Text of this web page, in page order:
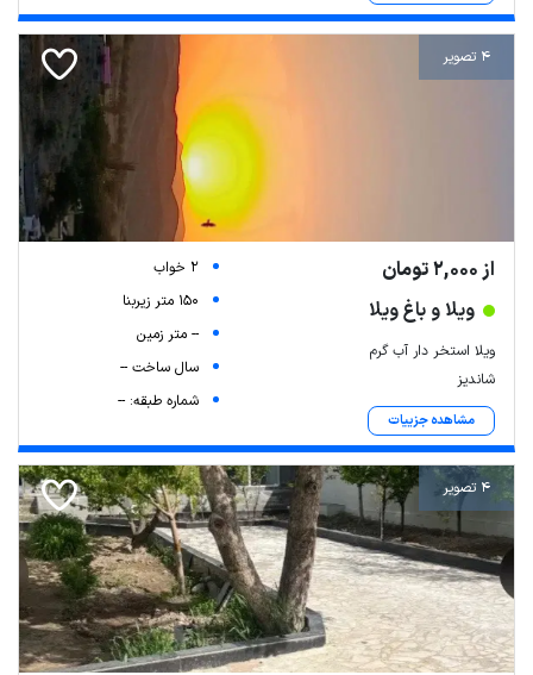
4 تصویر
از 2,000 تومان
ویلا و باغ ویلا
ویلا استخر دار آب گرم
شاندیز
مشاهده جزییات
2 خواب
150 متر زیربنا
-- متر زمین
سال ساخت --
شماره طبقه: --
4 تصویر